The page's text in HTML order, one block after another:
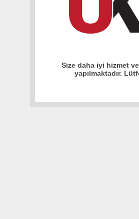
Size daha iyi hizmet
yapılmaktadır.